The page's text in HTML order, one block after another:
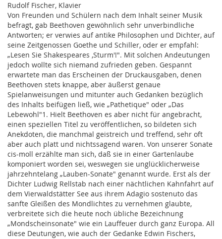
Rudolf Fischer, Klavier
Von Freunden und Schülern nach dem Inhalt seiner Musik
befragt, gab Beethoven gewöhnlich sehr unverbindliche
Antworten; er verwies auf antike Philosophen und Dichter, auf
seine Zeitgenossen Goethe und Schiller, oder er empfahl:
„Lesen Sie Shakespeares ,Sturm'!". Mit solchen Andeutungen
jedoch wollte sich niemand zufrieden geben. Gespannt
erwartete man das Erscheinen der Druckausgaben, denen
Beethoven stets knappe, aber äußerst genaue
Spielanweisungen und mitunter auch Gedanken bezüglich
des Inhalts beifügen ließ, wie „Pathetique" oder „Das
Lebewohl"1. Hielt Beethoven es aber nicht für angebracht,
einen speziellen Titel zu veröffentlichen, so bildeten sich
Anekdoten, die manchmal geistreich und treffend, sehr oft
aber auch platt und nichtssagend waren. Von unserer Sonate
cis-moll erzählte man sich, daß sie in einer Gartenlaube
komponiert worden sei, weswegen sie unglücklicherweise
jahrzehntelang „Lauben-Sonate" genannt wurde. Erst als der
Dichter Ludwig Rellstab nach einer nächtlichen Kahnfahrt auf
dem Vierwaldstätter See aus ihrem Adagio sostenuto das
sanfte Gleißen des Mondlichtes zu vernehmen glaubte,
verbreitete sich die heute noch übliche Bezeichnung
„Mondscheinsonate" wie ein Lauffeuer durch ganz Europa. All
diese Deutungen, wie auch der Gedanke Edwin Fischers,